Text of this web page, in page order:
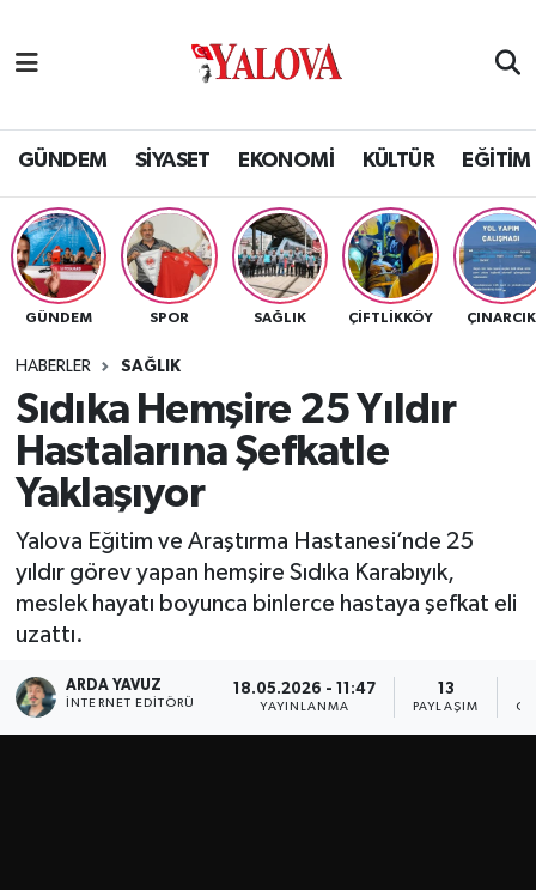
GÜNDEM SİYASET EKONOMİ KÜLTÜR EĞİTİM
GÜNDEM SPOR SAĞLIK ÇİFTLİKKÖY ÇINARCIK
HABERLER SAĞLIK
Sıdıka Hemşire 25 Yıldır
Hastalarına Şefkatle
Yaklaşıyor
Yalova Eğitim ve Araştırma Hastanesi’nde 25
yıldır görev yapan hemşire Sıdıka Karabıyık,
meslek hayatı boyunca binlerce hastaya şefkat eli
uzattı.
ARDA YAVUZ
İNTERNET EDITÖRÜ
18.05.2026 - 11:47
YAYINLANMA
13
PAYLAŞIM
SİYASET
EKONOMİ
KÜLTÜR
BİLİM VE TEKNOLOJİ
ASAYİŞ
SAĞLIK
SPOR
ULUSAL
İLÇELERİMİZ
Yalova Nöbetçi Eczaneler
Yalova Hava Durumu
Yalova Namaz Vakitleri
Yalova Trafik Yoğunluk Haritası
Tüm Manşetler
Son Dakika Haberleri
Haber Arşivi